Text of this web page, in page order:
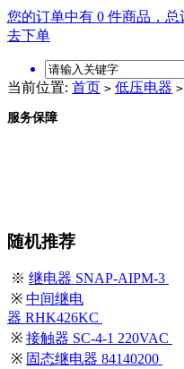
您的订单中有 0 件商品，总
去下单
当前位置: 首页 > 低压电器 >
服务保障
随机推荐
※ 继电器 SNAP-AIPM-3
※ 中间继电
器 RHK426KC
※ 接触器 SC-4-1 220VAC
※ 固态继电器 84140200